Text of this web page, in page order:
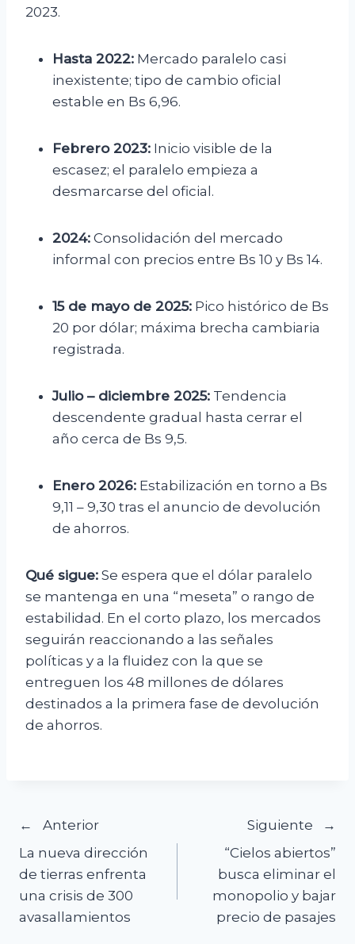
2023.
Hasta 2022: Mercado paralelo casi
inexistente; tipo de cambio oficial
estable en Bs 6,96.
Febrero 2023: Inicio visible de la
escasez; el paralelo empieza a
desmarcarse del oficial.
2024: Consolidación del mercado
informal con precios entre Bs 10 y Bs 14.
15 de mayo de 2025: Pico histórico de Bs
20 por dólar; máxima brecha cambiaria
registrada.
Julio – diciembre 2025: Tendencia
descendente gradual hasta cerrar el
año cerca de Bs 9,5.
Enero 2026: Estabilización en torno a Bs
9,11 – 9,30 tras el anuncio de devolución
de ahorros.
Qué sigue: Se espera que el dólar paralelo
se mantenga en una “meseta” o rango de
estabilidad. En el corto plazo, los mercados
seguirán reaccionando a las señales
políticas y a la fluidez con la que se
entreguen los 48 millones de dólares
destinados a la primera fase de devolución
de ahorros.
Navegación
de
entradas
Anterior
La nueva dirección
de tierras enfrenta
una crisis de 300
avasallamientos
Siguiente
“Cielos abiertos”
busca eliminar el
monopolio y bajar
precio de pasajes